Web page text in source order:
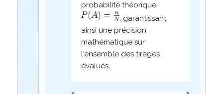
probabilité théorique
, garantissant
ainsi une précision
mathématique sur
l'ensemble des tirages
évalués.